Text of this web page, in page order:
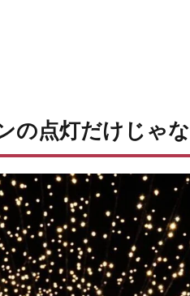
の点灯だけじゃ